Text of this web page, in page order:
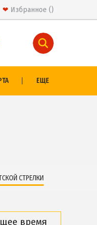
❤ Избранное
МАРШРУТЫ
ЕЩЕ
СТРЕЛКИ
время